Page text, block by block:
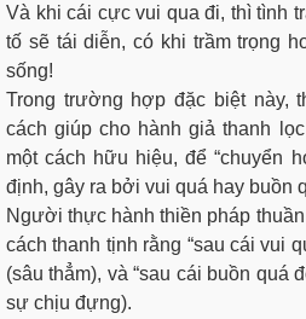
Và khi cái cực vui qua đi, thì tình
tố sẽ tái diễn, có khi trầm trọng
sống!
Trong trường hợp đặc biệt này,
cách giúp cho hành giả thanh
một cách hữu hiệu, để “chuyển
định, gây ra bởi vui quá hay buồn
Người thực hành thiền pháp
cách thanh tịnh rằng “sau cái vui
(sâu thẳm), và “sau cái buồn quá
sự chịu đựng).